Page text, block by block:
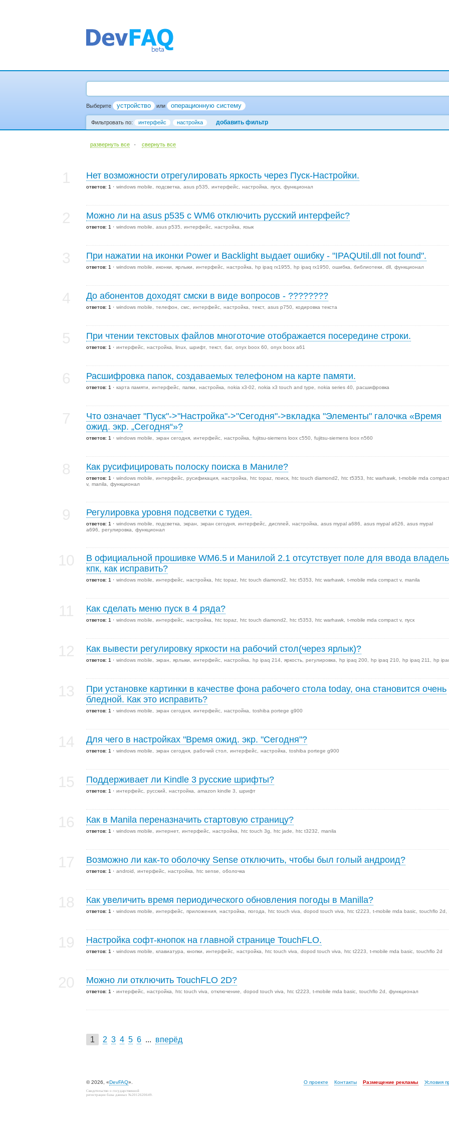
Выберите устройство или операционную систему
Фильтровать по: интерфейс настройка добавить фильтр
развернуть все · cвернуть все
Нет возможности отрегулировать яркость через Пуск-Настройки.
ответов: 1 windows mobile подсветка asus p535 интерфейс настройка пуск функционал
Можно ли на asus p535 с WM6 отключить русский интерфейс?
ответов: 1 windows mobile asus p535 интерфейс настройка язык
При нажатии на иконки Power и Backlight выдает ошибку - "IPAQUtil.dll not found".
ответов: 1 windows mobile иконки ярлыки интерфейс настройка hp ipaq rx1955 hp ipaq rx1950 ошибка библиотеки dll функционал
До абонентов доходят смски в виде вопросов - ????????
ответов: 1 windows mobile телефон смс интерфейс настройка текст asus p750 кодировка текста
При чтении текстовых файлов многоточие отображается посередине строки.
ответов: 1 интерфейс настройка linux шрифт текст баг onyx boox 60 onyx boox a61
Расшифровка папок, создаваемых телефоном на карте памяти.
ответов: 1 карта памяти интерфейс папки настройка nokia x3-02 nokia x3 touch and type nokia series 40 расшифровка
Что означает "Пуск"->"Настройка"->"Сегодня"->вкладка "Элементы" галочка «Время
ожид. экр. „Сегодня“»?
ответов: 1 windows mobile экран сегодня интерфейс настройка fujitsu-siemens loox c550 fujitsu-siemens loox n560
Как русифицировать полоску поиска в Маниле?
ответов: 1 windows mobile интерфейс русификация настройка htc topaz поиск htc touch diamond2 htc t5353 htc warhawk
t-mobile mda compact
v
manila функционал
Регулировка уровня подсветки с тудея.
ответов: 1 windows mobile подсветка экран экран сегодня интерфейс дисплей настройка asus mypal a686 asus mypal a626
asus mypal
a696
регулировка функционал
В официальной прошивке WM6.5 и Манилой 2.1 отсутствует поле для ввода
кпк, как исправить?
ответов: 1 windows mobile интерфейс настройка htc topaz htc touch diamond2 htc t5353 htc warhawk t-mobile mda compact v manila
Как сделать меню пуск в 4 ряда?
ответов: 1 windows mobile интерфейс настройка htc topaz htc touch diamond2 htc t5353 htc warhawk t-mobile mda compact v пуск
Как вывести регулировку яркости на рабочий стол(через ярлык)?
ответов: 1 windows mobile экран ярлыки интерфейс настройка hp ipaq 214 яркость регулировка hp ipaq 200 hp ipaq 210 hp ipaq 211 hp
При установке картинки в качестве фона рабочего стола today, она становится очень
бледной. Как это исправить?
ответов: 1 windows mobile экран сегодня интерфейс настройка toshiba portege g900
Для чего в настройках "Время ожид. экр. "Сегодня"?
ответов: 1 windows mobile экран сегодня рабочий стол интерфейс настройка toshiba portege g900
Поддерживает ли Kindle 3 русские шрифты?
ответов: 1 интерфейс русский настройка amazon kindle 3 шрифт
Как в Manila переназначить стартовую страницу?
ответов: 1 windows mobile интернет интерфейс настройка htc touch 3g htc jade htc t3232 manila
Возможно ли как-то оболочку Sense отключить, чтобы был голый андроид?
ответов: 1 android интерфейс настройка htc sense оболочка
Как увеличить время периодического обновления погоды в Manilla?
ответов: 1 windows mobile интерфейс приложения настройка погода htc touch viva dopod touch viva htc t2223 t-mobile mda basic touchflo 2d
Настройка софт-кнопок на главной странице TouchFLO.
ответов: 1 windows mobile клавиатура кнопки интерфейс настройка htc touch viva dopod touch viva htc t2223 t-mobile mda basic touchflo 2d
Можно ли отключить TouchFLO 2D?
ответов: 1 интерфейс настройка htc touch viva отключение dopod touch viva htc t2223 t-mobile mda basic touchflo 2d функционал
1 2 3 4 5 6 ... вперёд
© 2026, «DevFAQ». О проекте Контакты Размещение рекламы Условия
Свидетельство о государственной
регистрации базы данных №2012620649.